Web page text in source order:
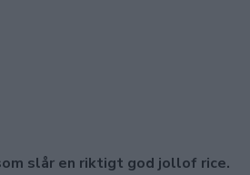
slår en riktigt god jollof rice.